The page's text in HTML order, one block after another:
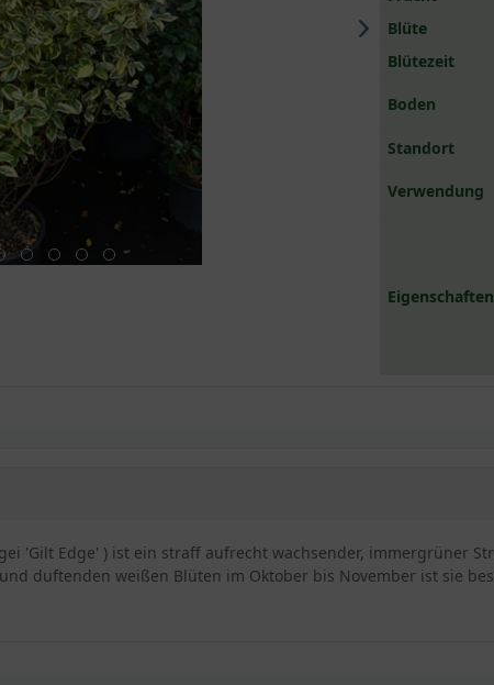
Blüte
Blütezeit
Boden
Standort
Verwendung
'Gilt Edge' ) ist ein straff aufrecht wachsender, immergrüner
duftenden weißen Blüten im Oktober bis November ist sie